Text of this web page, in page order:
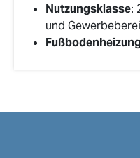
Nutzungsklasse:
und
Fußbodenheizung